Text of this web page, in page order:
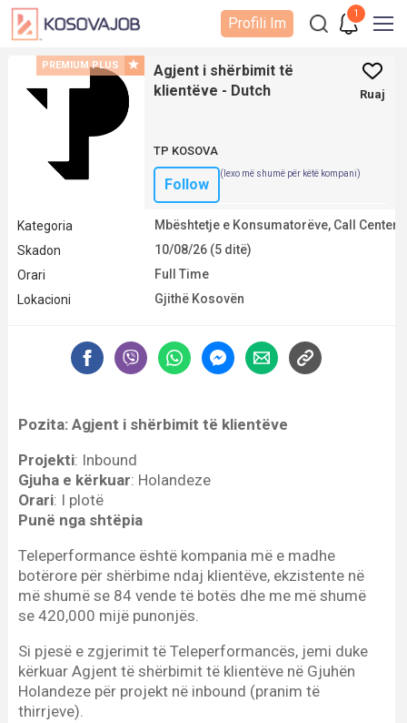
1
Profili Im
PREMIUM PLUS
Agjent i shërbimit të
klientëve - Dutch
Ruaj
TP KOSOVA
Follow
(lexo më shumë për këtë kompani)
Kategoria
Mbështetje e Konsumatorëve, Call Center
Skadon
10/08/26 (5 ditë)
Orari
Full Time
Lokacioni
Gjithë Kosovën